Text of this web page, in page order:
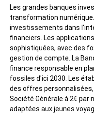
Les grandes banques
transformation
investissements dans
financiers. Les
sophistiquées, avec des
gestion de compte. La
finance responsable en
fossiles d'ici 2030. Les
des offres
Société Générale à 2€ par
adaptées aux jeunes